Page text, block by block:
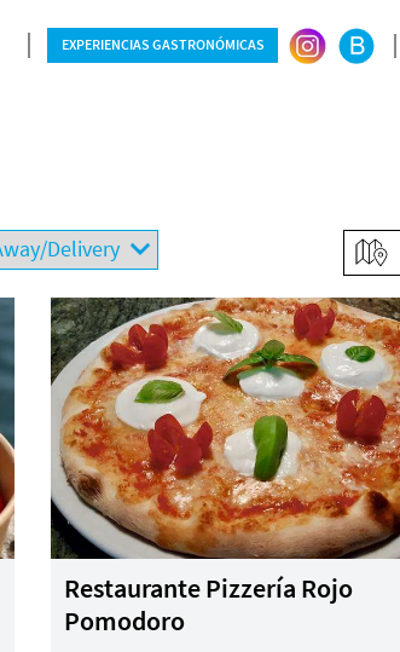
EXPERIENCIAS GASTRONÓMICAS
Restaurante Pizzería Rojo
Pomodoro